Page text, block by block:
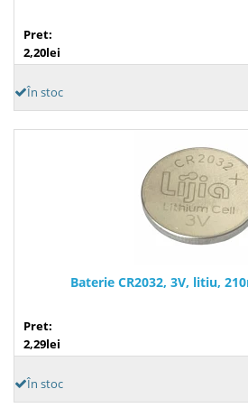
Pret:
2,20lei
În stoc
Baterie CR2032, 3V, litiu,
Pret:
2,29lei
În stoc